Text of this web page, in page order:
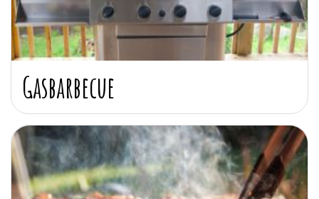
Gasbarbecue